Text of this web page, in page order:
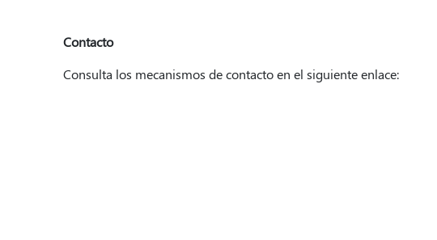
Contacto
Consulta los mecanismos de contacto en el siguiente enlace: